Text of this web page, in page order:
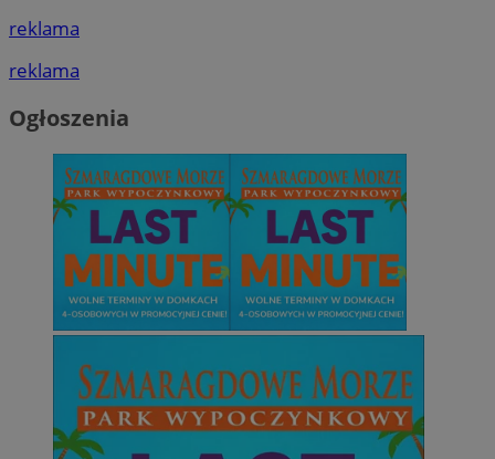
reklama
reklama
Ogłoszenia